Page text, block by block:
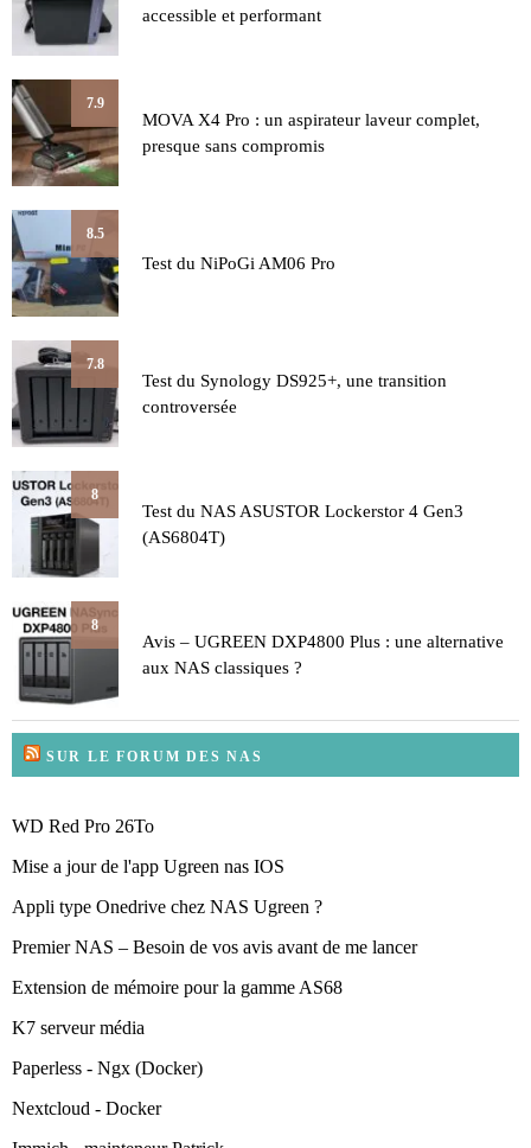
accessible et performant
7.9
MOVA X4 Pro : un aspirateur laveur complet,
presque sans compromis
8.5
Test du NiPoGi AM06 Pro
7.8
Test du Synology DS925+, une transition
controversée
8
Test du NAS ASUSTOR Lockerstor 4 Gen3
(AS6804T)
8
Avis – UGREEN DXP4800 Plus : une alternative
aux NAS classiques ?
SUR LE FORUM DES NAS
WD Red Pro 26To
Mise a jour de l'app Ugreen nas IOS
Appli type Onedrive chez NAS Ugreen ?
Premier NAS – Besoin de vos avis avant de me lancer
Extension de mémoire pour la gamme AS68
K7 serveur média
Paperless - Ngx (Docker)
Nextcloud - Docker